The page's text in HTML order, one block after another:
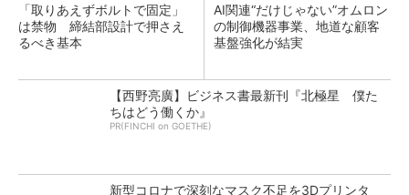
「取りあえずボルトで固定」
は禁物 締結部設計で押さえ
るべき基本
AI関連“だけじゃない”オムロン
の制御機器事業、地道な顧客
基盤強化が結実
【西野亮廣】ビジネス書最新刊『北極星 僕た
ちはどう働くか』
PR(FINCHI on GOETHE)
新型コロナで深刻なマスク不足を3Dプリンタ